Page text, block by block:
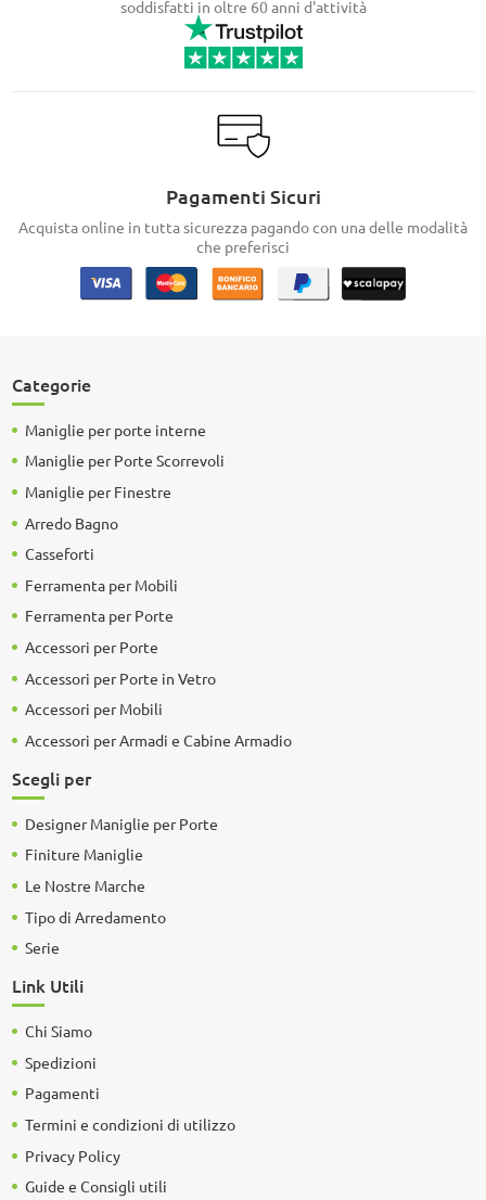
soddisfatti in oltre 60 anni d'attività
Pagamenti Sicuri
Acquista online in tutta sicurezza pagando con una delle modalità
che preferisci
Categorie
Maniglie per porte interne
Maniglie per Porte Scorrevoli
Maniglie per Finestre
Arredo Bagno
Casseforti
Ferramenta per Mobili
Ferramenta per Porte
Accessori per Porte
Accessori per Porte in Vetro
Accessori per Mobili
Accessori per Armadi e Cabine Armadio
Scegli per
Designer Maniglie per Porte
Finiture Maniglie
Le Nostre Marche
Tipo di Arredamento
Serie
Link Utili
Chi Siamo
Spedizioni
Pagamenti
Termini e condizioni di utilizzo
Privacy Policy
Guide e Consigli utili